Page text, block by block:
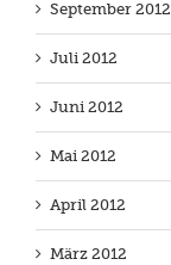
September 2012
Juli 2012
Juni 2012
Mai 2012
April 2012
März 2012